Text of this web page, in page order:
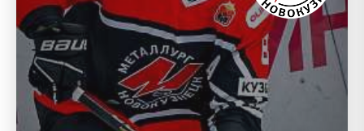
Владислав Наумов
№8
Металлург Нк, Защитник
Матча